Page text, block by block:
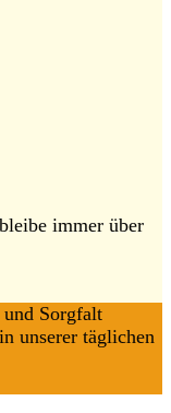
immer über
Sorgfalt
unserer täglichen